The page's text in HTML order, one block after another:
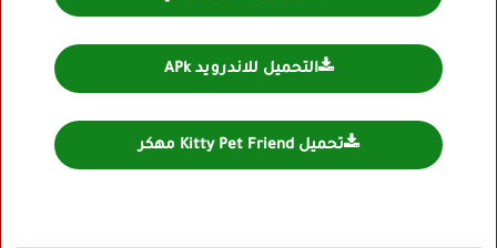
التحميل للاندرويد APk
تحميل Kitty Pet Friend مهكر